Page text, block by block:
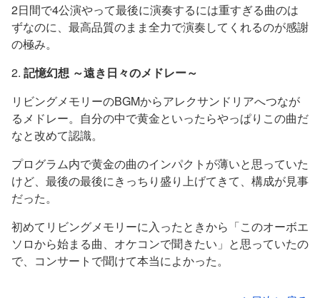
2日間で4公演やって最後に演奏するには重すぎる曲のは
ずなのに、最高品質のまま全力で演奏してくれるのが感謝
の極み。
2. 記憶幻想 ～遠き日々のメドレー～
リビングメモリーのBGMからアレクサンドリアへつなが
るメドレー。自分の中で黄金といったらやっぱりこの曲だ
なと改めて認識。
プログラム内で黄金の曲のインパクトが薄いと思っていた
けど、最後の最後にきっちり盛り上げてきて、構成が見事
だった。
初めてリビングメモリーに入ったときから「このオーボエ
ソロから始まる曲、オケコンで聞きたい」と思っていたの
で、コンサートで聞けて本当によかった。